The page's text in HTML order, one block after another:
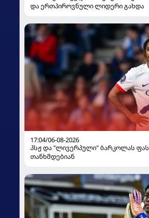
და ერთპიროვნული ლიდერი გახდა
17:04/06-08-2026
პსჟ და "ლივერპული" ბარკოლას
თანხმდებიან